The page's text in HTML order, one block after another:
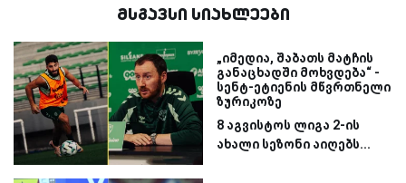
მსგავსი სიახლეები
„იმედია, შაბათს მატჩის
განაცხადში მოხვდება“ -
სენტ-ეტიენის მწვრთნელი
ზურიკოზე
8 აგვისტოს ლიგა 2-ის
ახალი სეზონი აიღებს...